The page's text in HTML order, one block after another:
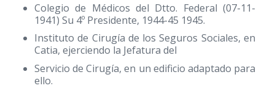
Colegio de Médicos del Dtto. Federal (07-11-
1941) Su 4º Presidente, 1944-45 1945.
Instituto de Cirugía de los Seguros Sociales, en
Catia, ejerciendo la Jefatura del
Servicio de Cirugía, en un edificio adaptado para
ello.